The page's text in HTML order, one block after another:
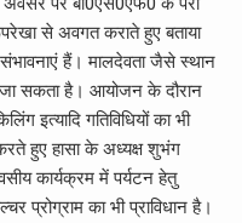
से अवगत कराते हुए बताया
हैं। मालदेवता जैसे स्थान
जा सकता है। आयोजन के दौरान
इत्यादि गतिविधियों का भी
हुए हासा के अध्यक्ष शुभंग
कार्यक्रम में पर्यटन हेतु
प्रोग्राम का भी प्राविधान है।